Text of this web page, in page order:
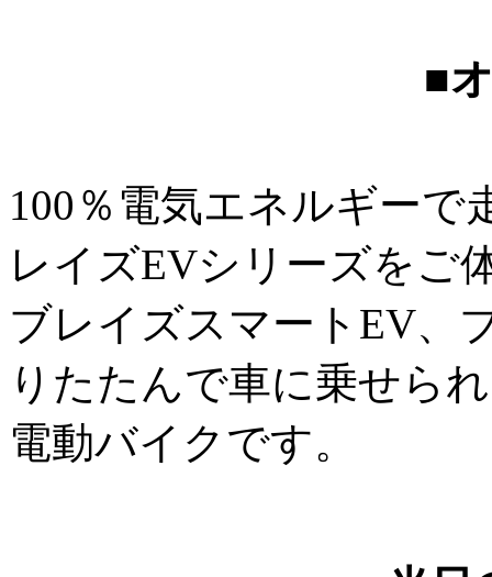
■
100％電気エネルギーで
レイズEVシリーズをご
ブレイズスマートEV、
りたたんで車に乗せら
電動バイクです。